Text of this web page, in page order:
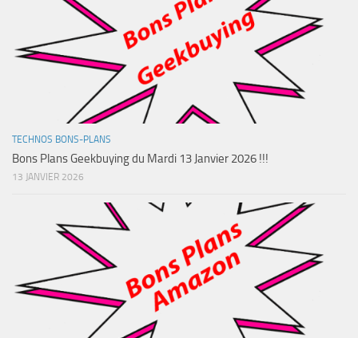
TECHNOS BONS-PLANS
Bons Plans Geekbuying du Mardi 13 Janvier 2026 !!!
13 JANVIER 2026